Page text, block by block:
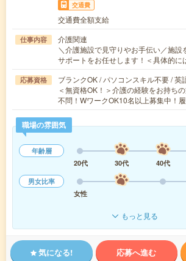
交通費
交通費全額支給
仕事内容
介護関連
＼介護施設で見守りやお手伝い／施設
サポートをお任せします！＜具体的
応募資格
ブランクOK / パソコンスキル不要 / 英
＜無資格OK！＞介護の経験をお持ち
不問！WワークOK10名以上募集中！
職場の雰囲気
年齢層
20代
30代 40代
男女比率
女性
もっと見る
気になる! 応募へ進む